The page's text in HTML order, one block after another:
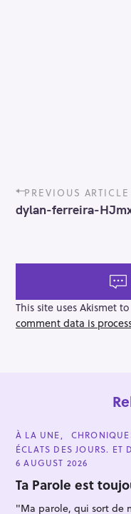
P
o
s
a
g
a
t
PREVIOUS ARTICLE
dylan-ferreira-
This site uses Akismet
comment data is
C
A
T
E
O
R
E
À LA UNE
ÉCLATS DES JOURS. ET
6 AUGUST 2026
Ta Parole est
"Ma parole, qui sort de